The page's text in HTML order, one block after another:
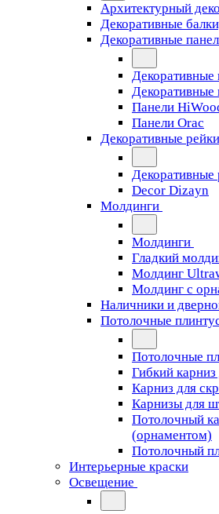
Архитектурный
Декоративные
Декоративные
Декоративные
Декоративные
Панели
Панели Orac
Декоративные рейки
Декоративные
Decor Dizayn
Молдинги
Молдинги
Гладкий
Молдинг
Молдинг с
Наличники и
Потолочные
Потолочные
Гибкий карниз
Карниз для
Карнизы для
Потолочный
(орнаментом)
Потолочный
Интерьерные краски
Освещение